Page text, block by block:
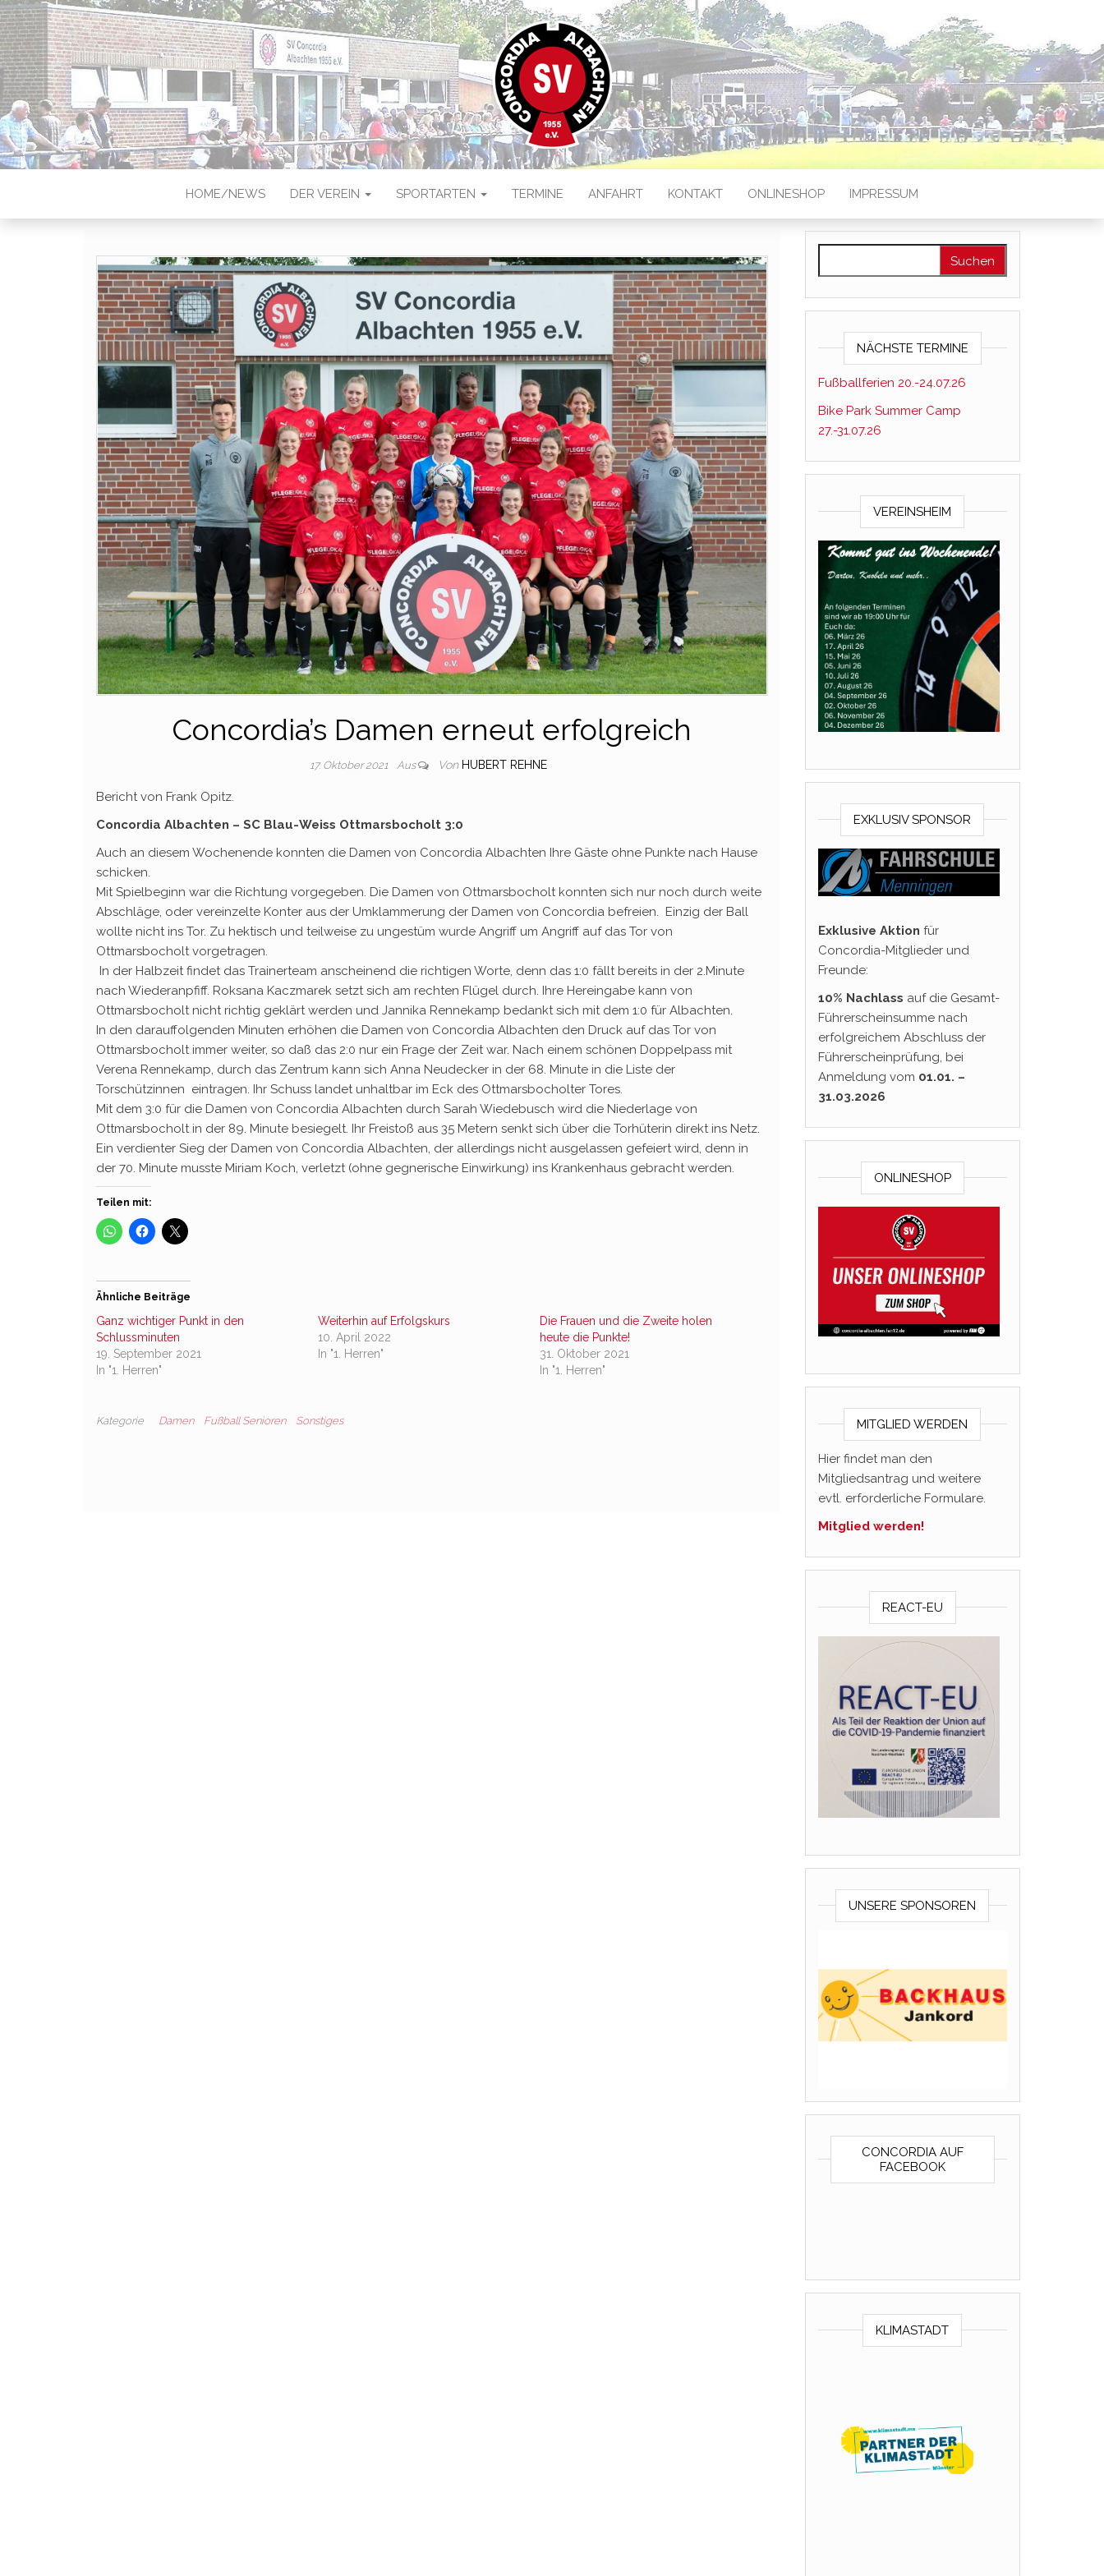
CONCORDIA ALBACHTEN
Sportverein in Münster-Albachten
HOME/NEWS DER VEREIN SPORTARTEN TERMINE ANFAHRT KONTAKT ONLINESHOP IMPRESSUM
Concordia’s Damen erneut erfolgreich
17. Oktober 2021 Aus Von HUBERT REHNE
Bericht von Frank Opitz.
Concordia Albachten – SC Blau-Weiss Ottmarsbocholt 3:0
Auch an diesem Wochenende konnten die Damen von Concordia Albachten Ihre Gäste ohne Punkte nach Hause
schicken.
Mit Spielbeginn war die Richtung vorgegeben. Die Damen von Ottmarsbocholt konnten sich nur noch durch weite
Abschläge, oder vereinzelte Konter aus der Umklammerung der Damen von Concordia befreien. Einzig der Ball
wollte nicht ins Tor. Zu hektisch und teilweise zu ungestüm wurde Angriff um Angriff auf das Tor von
Ottmarsbocholt vorgetragen.
In der Halbzeit findet das Trainerteam anscheinend die richtigen Worte, denn das 1:0 fällt bereits in der 2.Minute
nach Wiederanpfiff. Roksana Kaczmarek setzt sich am rechten Flügel durch. Ihre Hereingabe kann von
Ottmarsbocholt nicht richtig geklärt werden und Jannika Rennekamp bedankt sich mit dem 1:0 für Albachten.
In den darauffolgenden Minuten erhöhen die Damen von Concordia Albachten den Druck auf das Tor von
Ottmarsbocholt immer weiter, so daß das 2:0 nur ein Frage der Zeit war. Nach einem schönen Doppelpass mit
Verena Rennekamp, durch das Zentrum kann sich Anna Neudecker in der 68. Minute in die Liste der
Torschützinnen eintragen. Ihr Schuss landet unhaltbar im Eck des Ottmarsbocholter Tores.
Mit dem 3:0 für die Damen von Concordia Albachten durch Sarah Wiedebusch wird die Niederlage von
Ottmarsbocholt in der 89. Minute besiegelt. Ihr Freistoß aus 35 Metern senkt sich über die Torhüterin direkt ins Netz.
Ein verdienter Sieg der Damen von Concordia Albachten, der allerdings nicht ausgelassen gefeiert wird, denn in
der 70. Minute musste Miriam Koch, verletzt (ohne gegnerische Einwirkung) ins Krankenhaus gebracht werden.
Teilen mit:
Ähnliche Beiträge
Ganz wichtiger Punkt in den
Schlussminuten
19. September 2021
In "1. Herren"
Weiterhin auf Erfolgskurs
10. April 2022
In "1. Herren"
Die Frauen und die Zweite holen
heute die Punkte!
31. Oktober 2021
In "1. Herren"
Kategorie Damen Fußball Senioren Sonstiges
NÄCHSTE TERMINE
Fußballferien 20.-24.07.26
Bike Park Summer Camp
27.-31.07.26
VEREINSHEIM
EXKLUSIV SPONSOR
Exklusive Aktion für
Concordia-Mitglieder und
Freunde:
10% Nachlass auf die Gesamt-
Führerscheinsumme nach
erfolgreichem Abschluss der
Führerscheinprüfung, bei
Anmeldung vom 01.01. –
31.03.2026
ONLINESHOP
MITGLIED WERDEN
Hier findet man den
Mitgliedsantrag und weitere
evtl. erforderliche Formulare.
Mitglied werden!
REACT-EU
UNSERE SPONSOREN
CONCORDIA AUF
FACEBOOK
KLIMASTADT